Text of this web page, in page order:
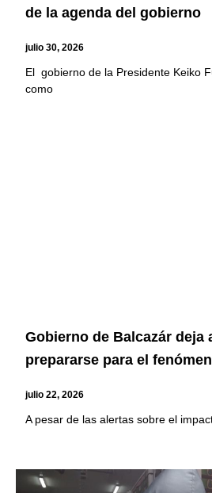
de la agenda del gobierno
julio 30, 2026
El gobierno de la Presidente Keiko
como
Gobierno de Balcazár deja
prepararse para el
julio 22, 2026
A pesar de las alertas sobre el